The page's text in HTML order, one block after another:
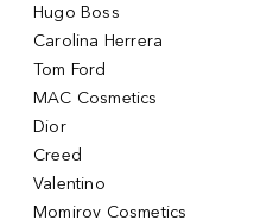
Hugo Boss
Carolina Herrera
Tom Ford
MAC Cosmetics
Dior
Creed
Valentino
Momirov Cosmetics